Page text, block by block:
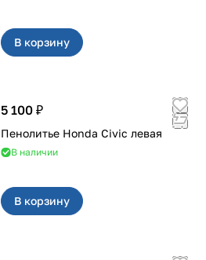
В корзину
5 100 ₽
Пенолитье Honda Civic левая
В наличии
В корзину